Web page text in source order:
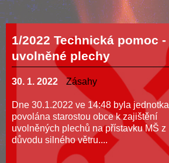
1/2022 Technická pomoc -
uvolněné plechy
30. 1. 2022 Zásahy
Dne 30.1.2022 ve 14:48 byla jednotka
povolána starostou obce k zajištění
uvolněných plechů na přístavku MŠ z
důvodu silného větru....